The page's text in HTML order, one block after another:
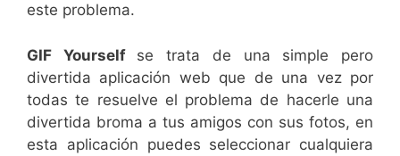
este problema.
GIF Yourself se trata de una simple pero
divertida aplicación web que de una vez por
todas te resuelve el problema de hacerle una
divertida broma a tus amigos con sus fotos, en
esta aplicación puedes seleccionar cualquiera